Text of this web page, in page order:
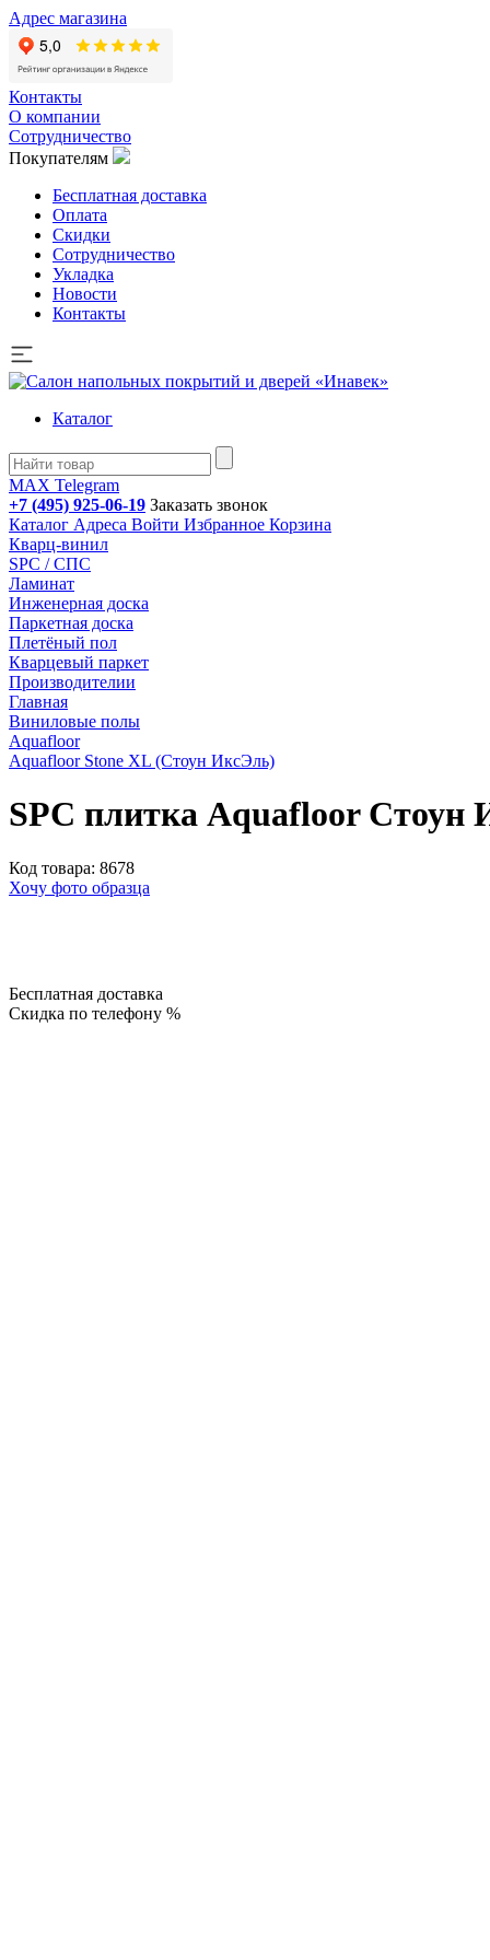
Адрес магазина
Контакты
О компании
Сотрудничество
Покупателям
Бесплатная доставка
Оплата
Скидки
Сотрудничество
Укладка
Новости
Контакты
Каталог
MAX Telegram
+7 (495) 925-06-19 Заказать звонок
Каталог Адреса Войти Избранное Корзина
Кварц-винил
SPC / СПС
Ламинат
Инженерная доска
Паркетная доска
Плетёный пол
Кварцевый паркет
Производителии
Главная
Виниловые полы
Aquafloor
Aquafloor Stone XL (Стоун ИксЭль)
SPC плитка Aquafloor Стоун
Код товара: 8678
Хочу фото образца
Бесплатная доставка
Скидка по телефону %